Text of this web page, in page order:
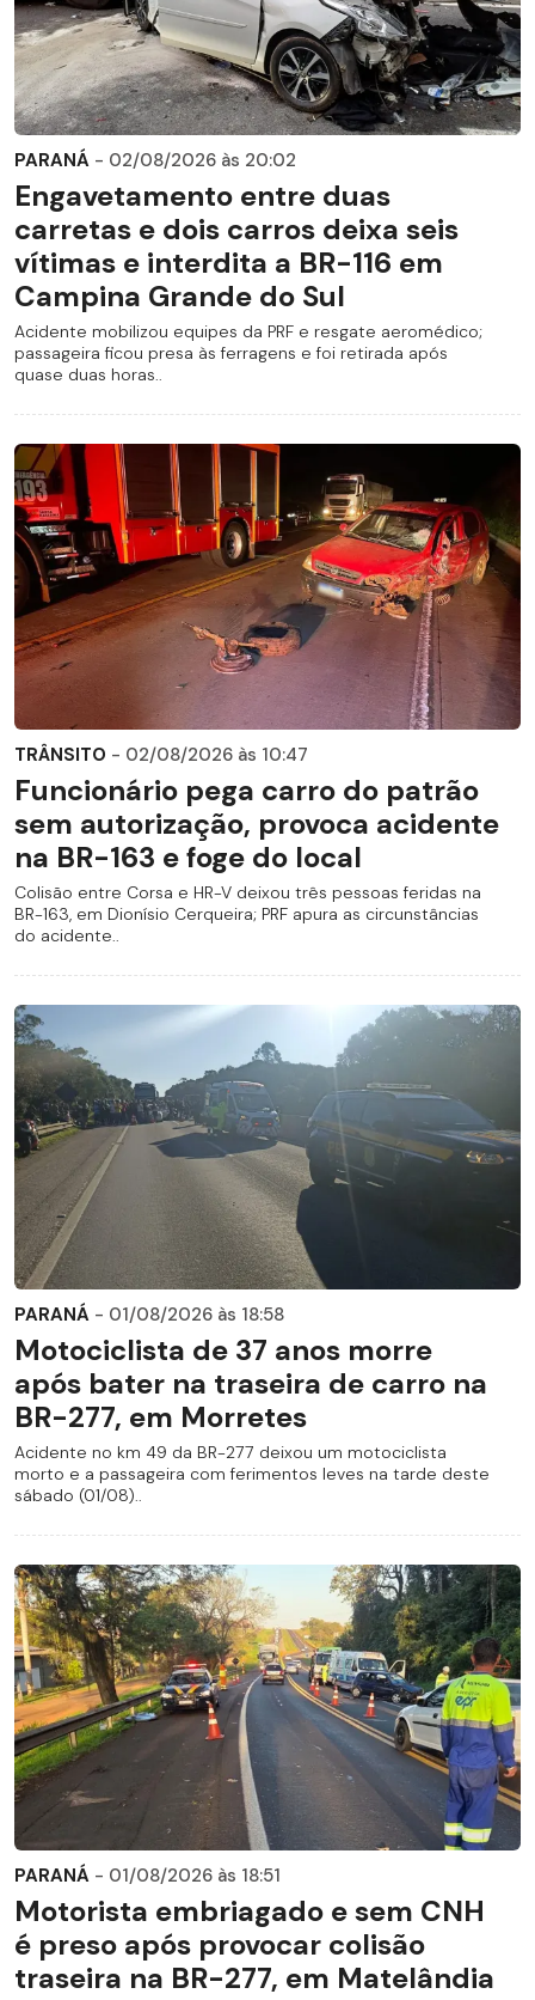
PARANÁ - 02/08/2026 às 20:02
Engavetamento entre duas
carretas e dois carros deixa seis
vítimas e interdita a BR-116 em
Campina Grande do Sul
Acidente mobilizou equipes da PRF e resgate aeromédico;
passageira ficou presa às ferragens e foi retirada após
quase duas horas..
TRÂNSITO - 02/08/2026 às 10:47
Funcionário pega carro do patrão
sem autorização, provoca acidente
na BR-163 e foge do local
Colisão entre Corsa e HR-V deixou três pessoas feridas na
BR-163, em Dionísio Cerqueira; PRF apura as circunstâncias
do acidente..
PARANÁ - 01/08/2026 às 18:58
Motociclista de 37 anos morre
após bater na traseira de carro na
BR-277, em Morretes
Acidente no km 49 da BR-277 deixou um motociclista
morto e a passageira com ferimentos leves na tarde deste
sábado (01/08)..
PARANÁ - 01/08/2026 às 18:51
Motorista embriagado e sem CNH
é preso após provocar colisão
traseira na BR-277, em Matelândia